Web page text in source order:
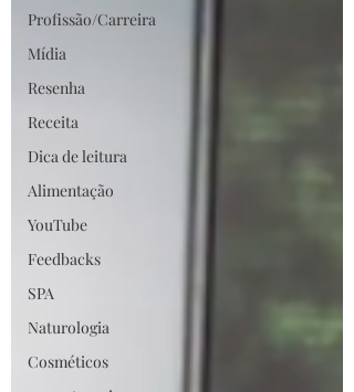
Profissão/Carreira
Mídia
Resenha
Receita
Dica de leitura
Alimentação
YouTube
Feedbacks
SPA
Naturologia
Cosméticos